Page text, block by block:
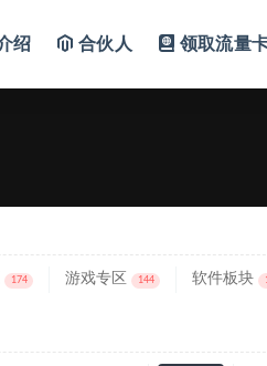
绍 合伙人 领取流量
174 游戏专区 144 软件板块